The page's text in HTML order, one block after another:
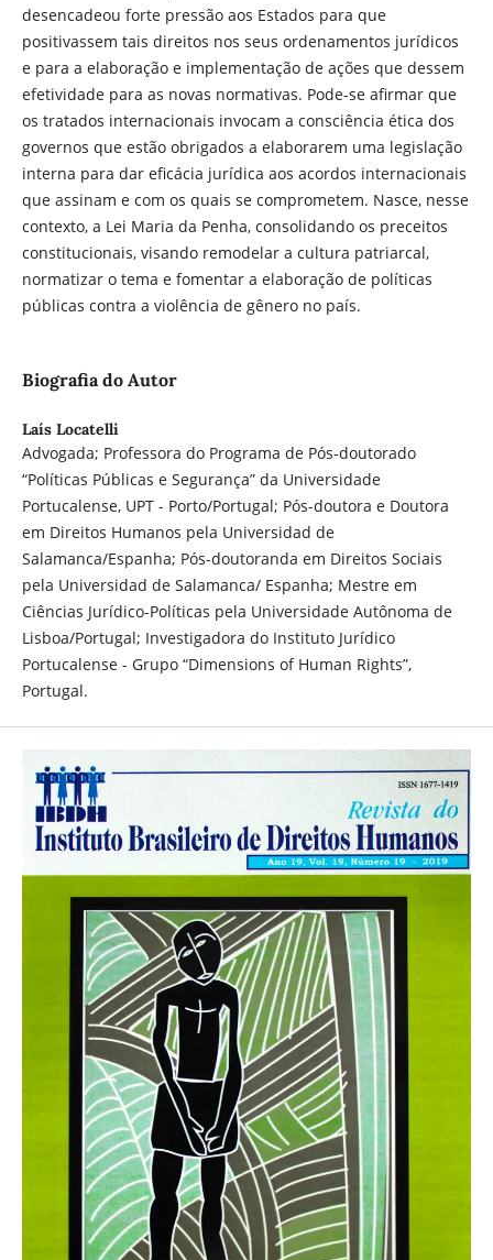
desencadeou forte pressão aos Estados para que
positivassem tais direitos nos seus ordenamentos jurídicos
e para a elaboração e implementação de ações que dessem
efetividade para as novas normativas. Pode-se afirmar que
os tratados internacionais invocam a consciência ética dos
governos que estão obrigados a elaborarem uma legislação
interna para dar eficácia jurídica aos acordos internacionais
que assinam e com os quais se comprometem. Nasce, nesse
contexto, a Lei Maria da Penha, consolidando os preceitos
constitucionais, visando remodelar a cultura patriarcal,
normatizar o tema e fomentar a elaboração de políticas
públicas contra a violência de gênero no país.
Biografia do Autor
Laís Locatelli
Advogada; Professora do Programa de Pós-doutorado
“Políticas Públicas e Segurança” da Universidade
Portucalense, UPT - Porto/Portugal; Pós-doutora e Doutora
em Direitos Humanos pela Universidad de
Salamanca/Espanha; Pós-doutoranda em Direitos Sociais
pela Universidad de Salamanca/ Espanha; Mestre em
Ciências Jurídico-Políticas pela Universidade Autônoma de
Lisboa/Portugal; Investigadora do Instituto Jurídico
Portucalense - Grupo “Dimensions of Human Rights”,
Portugal.